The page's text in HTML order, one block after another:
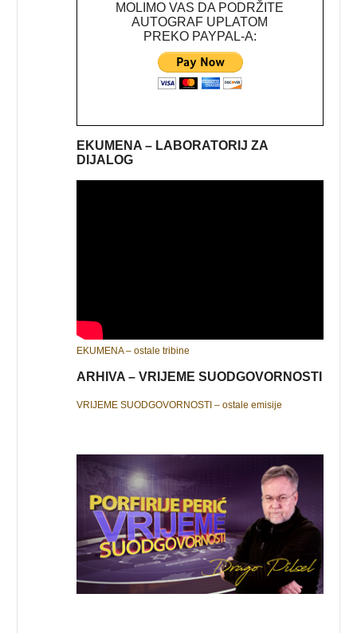
MOLIMO VAS DA PODRŽITE
AUTOGRAF UPLATOM
PREKO PAYPAL-A:
EKUMENA – LABORATORIJ ZA
DIJALOG
EKUMENA – ostale tribine
ARHIVA – VRIJEME SUODGOVORNOSTI
VRIJEME SUODGOVORNOSTI – ostale emisije